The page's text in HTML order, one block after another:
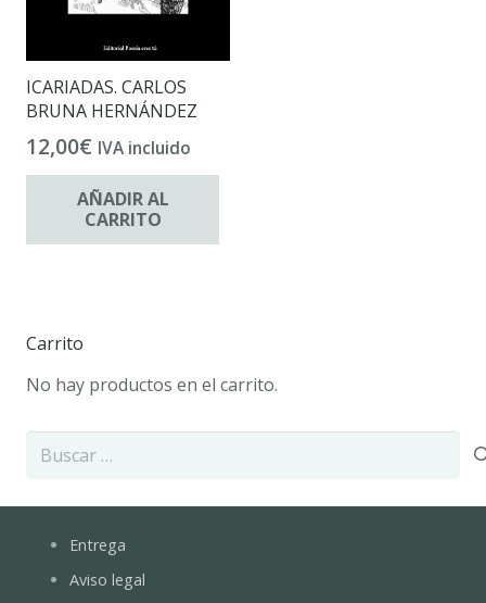
ICARIADAS. CARLOS
BRUNA HERNÁNDEZ
12,00€ IVA incluido
AÑADIR AL
CARRITO
Carrito
No hay productos en el carrito.
Buscar:
Entrega
Aviso legal